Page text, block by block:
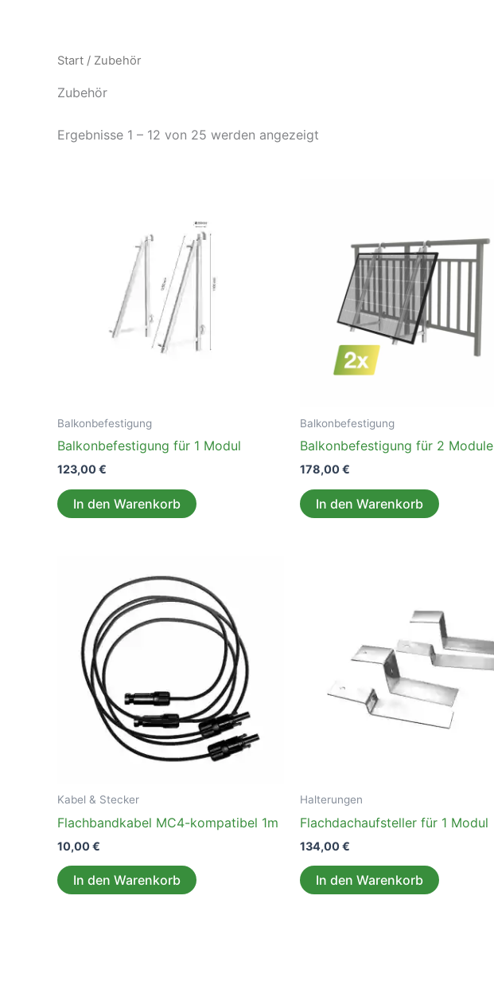
Start / Zubehör
Zubehör
Ergebnisse 1 – 12 von 25 werden angezeigt
Balkonbefestigung
Balkonbefestigung für 1 Modul
123,00€
In den Warenkorb
Balkonbefestigung
Balkonbefestigung für 2 Module
178,00€
In den Warenkorb
Kabel & Stecker
Flachbandkabel MC4-kompatibel 1m
10,00€
In den Warenkorb
Halterungen
Flachdachaufsteller für 1 Modul
134,00€
In den Warenkorb